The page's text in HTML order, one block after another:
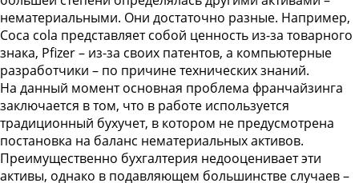
нематериальными. Они достаточно разные. Например,
Coca cola представляет собой ценность из-за товарного
знака, Pfizer – из-за своих патентов, а компьютерные
разработчики – по причине технических знаний.
На данный момент основная проблема франчайзинга
заключается в том, что в работе используется
традиционный бухучет, в котором не предусмотрена
постановка на баланс нематериальных активов.
Преимущественно бухгалтерия недооценивает эти
активы, однако в подавляющем большинстве случаев –